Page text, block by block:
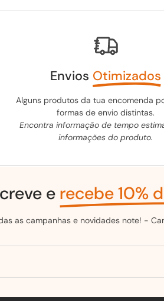
Envios Otimizados
Alguns produtos da tua encomenda
formas de envio distintas.
Encontra informação de tempo
informações do produto.
e recebe 10%
as campanhas e novidades note! -